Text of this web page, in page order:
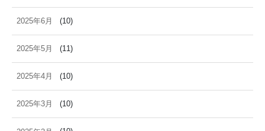
2025年6月 (10)
2025年5月 (11)
2025年4月 (10)
2025年3月 (10)